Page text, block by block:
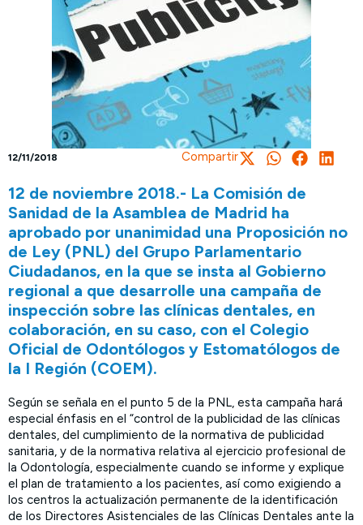
12/11/2018 Compartir
12 de noviembre 2018.- La Comisión de
Sanidad de la Asamblea de Madrid ha
aprobado por unanimidad una Proposición no
de Ley (PNL) del Grupo Parlamentario
Ciudadanos, en la que se insta al Gobierno
regional a que desarrolle una campaña de
inspección sobre las clínicas dentales, en
colaboración, en su caso, con el Colegio
Oficial de Odontólogos y Estomatólogos de
la I Región (COEM).
Según se señala en el punto 5 de la PNL, esta campaña hará
especial énfasis en el “control de la publicidad de las clínicas
dentales, del cumplimiento de la normativa de publicidad
sanitaria, y de la normativa relativa al ejercicio profesional de
la Odontología, especialmente cuando se informe y explique
el plan de tratamiento a los pacientes, así como exigiendo a
los centros la actualización permanente de la identificación
de los Directores Asistenciales de las Clínicas Dentales ante la